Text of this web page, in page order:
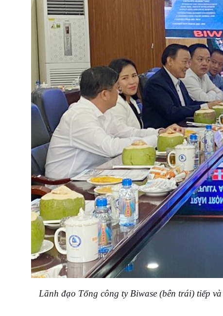
Lãnh đạo Tổng công ty Biwase (bên trái) tiếp